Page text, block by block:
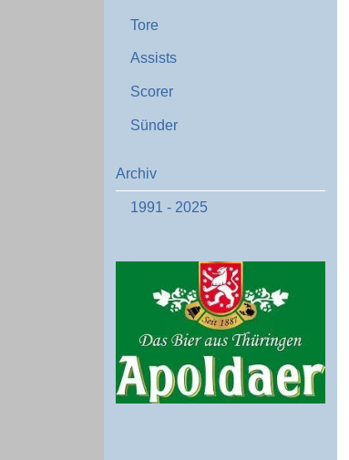
Tore
Assists
Scorer
Sünder
Archiv
1991 - 2025